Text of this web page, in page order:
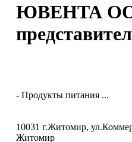
ЮВЕНТА
- Продукты питания ...
10031 г.Житомир,
Житомир